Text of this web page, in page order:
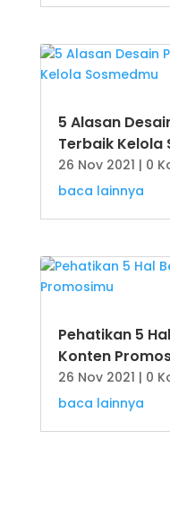
5 Alasan
Terbaik Kelola
26 Nov 2021 | 0
baca lainnya
Pehatikan 5
Konten
26 Nov 2021 | 0
baca lainnya